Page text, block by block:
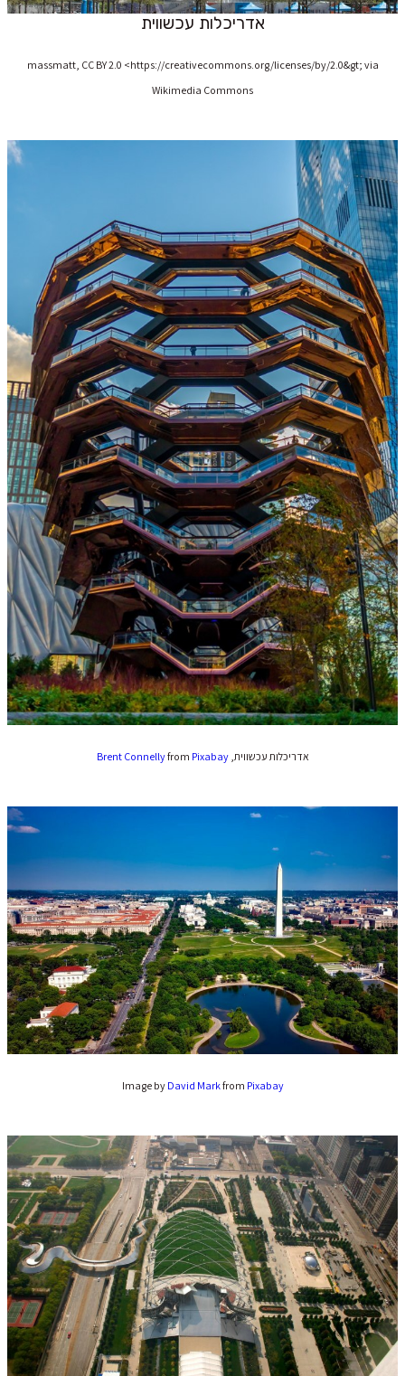
אדריכלות עכשווית
massmatt, CC BY 2.0 <https://creativecommons.org/licenses/by/2.0&gt; via
Wikimedia Commons
אדריכלות עכשווית, Brent Connellyfrom Pixabay
Image by David Markfrom Pixabay